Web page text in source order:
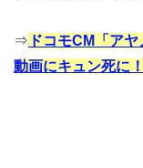
⇒ ドコモCM「ア
動画にキュン死に！